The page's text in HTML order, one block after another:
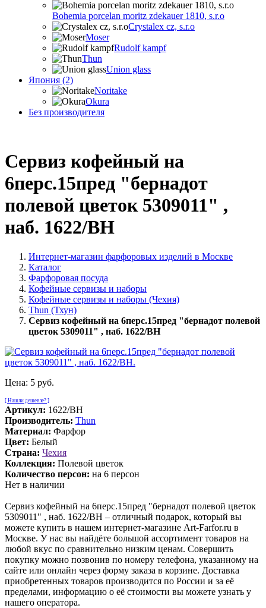
Bohemia porcelan moritz zdekauer 1810, s.r.o
Crystalex cz, s.r.o
Moser
Rudolf kampf
Thun
Union glass
Япония (2)
Noritake
Okura
Без производителя
Сервиз кофейный на
6перс.15пред "бернадот
полевой цветок 5309011" ,
наб. 1622/BH
Интернет-магазин фарфоровых изделий в Москве
Каталог
Фарфоровая посуда
Кофейные сервизы и наборы
Кофейные сервизы и наборы (Чехия)
Thun (Тхун)
Сервиз кофейный на 6перс.15пред "бернадот полевой
цветок 5309011" , наб. 1622/BH
Цена: 5 руб.
[ Нашли дешевле? ]
Артикул: 1622/BH
Производитель: Thun
Материал: Фарфор
Цвет: Белый
Страна: Чехия
Коллекция: Полевой цветок
Количество персон: на 6 персон
Нет в наличии
Сервиз кофейный на 6перс.15пред "бернадот полевой цветок
5309011" , наб. 1622/BH – отличный подарок, который вы
можете купить в нашем интернет-магазине Art-Farfor.ru в
Москве. У нас вы найдёте большой ассортимент товаров на
любой вкус по сравнительно низким ценам. Совершить
покупку можно позвонив по номеру телефона, указанному на
сайте или онлайн через форму заказа в корзине. Доставка
приобретенных товаров производится по России и за её
пределами, информацию о её стоимости вы можете узнать у
нашего оператора.